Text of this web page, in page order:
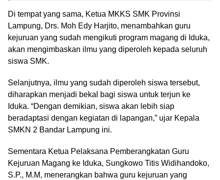
Di tempat yang sama, Ketua MKKS SMK Provinsi
Lampung, Drs. Moh Edy Harjito, menambahkan guru
kejuruan yang sudah mengikuti program magang di Iduka,
akan mengimbaskan ilmu yang diperoleh kepada seluruh
siswa SMK.
Selanjutnya, ilmu yang sudah diperoleh siswa tersebut,
diharapkan menjadi bekal bagi siswa untuk terjun ke
Iduka. “Dengan demikian, siswa akan lebih siap
beradaptasi dengan kegiatan di lapangan,” ujar Kepala
SMKN 2 Bandar Lampung ini.
Sementara Ketua Pelaksana Pemberangkatan Guru
Kejuruan Magang ke Iduka, Sungkowo Titis Widihandoko,
S.P., M.M, menerangkan bahwa guru kejuruan yang